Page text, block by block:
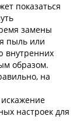
показаться
замены
пыль или
внутренних
образом.
на
настроек для